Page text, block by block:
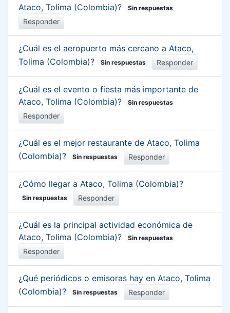
Ataco, Tolima (Colombia)? Sin respuestas
Responder
¿Cuál es el aeropuerto más cercano a Ataco,
Tolima (Colombia)?
Sin respuestas Responder
¿Cuál es el evento o fiesta más importante de
Ataco, Tolima (Colombia)?
Sin respuestas
Responder
¿Cuál es el mejor restaurante de Ataco, Tolima
(Colombia)?
Sin respuestas Responder
¿Cómo llegar a Ataco, Tolima (Colombia)?
Sin respuestas Responder
¿Cuál es la principal actividad económica de
Ataco, Tolima (Colombia)?
Sin respuestas
Responder
¿Qué periódicos o emisoras hay en Ataco, Tolima
(Colombia)?
Sin respuestas Responder